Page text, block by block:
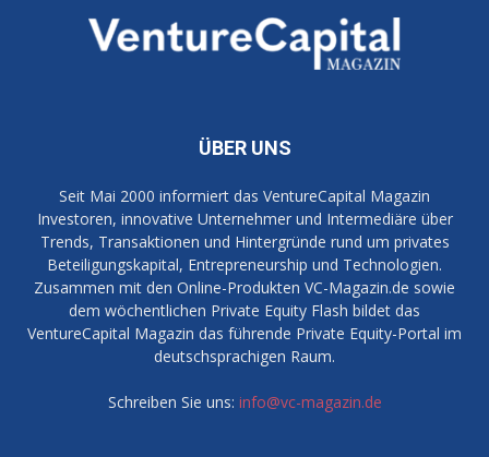
ÜBER UNS
Seit Mai 2000 informiert das VentureCapital Magazin
Investoren, innovative Unternehmer und Intermediäre über
Trends, Transaktionen und Hintergründe rund um privates
Beteiligungskapital, Entrepreneurship und Technologien.
Zusammen mit den Online-Produkten VC-Magazin.de sowie
dem wöchentlichen Private Equity Flash bildet das
VentureCapital Magazin das führende Private Equity-Portal im
deutschsprachigen Raum.
Schreiben Sie uns: info@vc-magazin.de